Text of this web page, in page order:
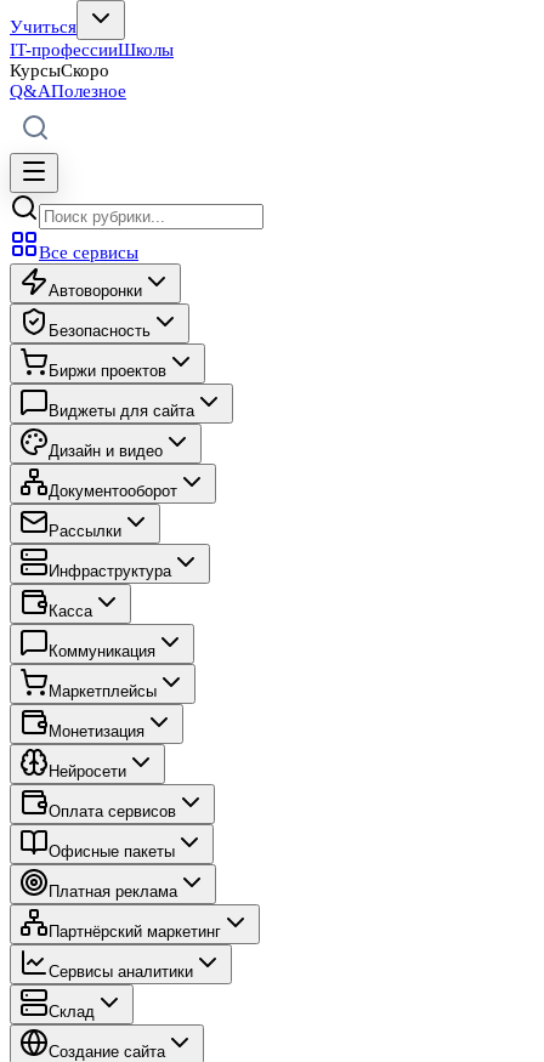
Учиться
IT-профессииШколы
КурсыСкоро
Q&AПолезное
Все сервисы
Автоворонки
Безопасность
Биржи проектов
Виджеты для сайта
Дизайн и видео
Документооборот
Рассылки
Инфраструктура
Касса
Коммуникация
Маркетплейсы
Монетизация
Нейросети
Оплата сервисов
Офисные пакеты
Платная реклама
Партнёрский маркетинг
Сервисы аналитики
Склад
Создание сайта